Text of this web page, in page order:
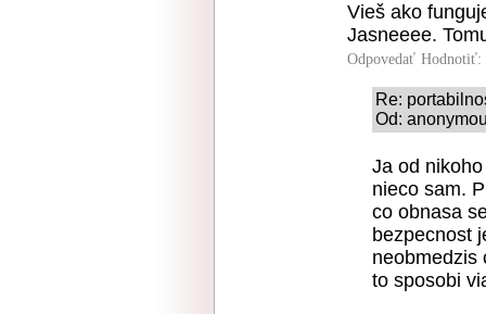
Vieš ako
Jasneeee.
Odpovedať Hodnotiť:
Re:
Od:
Ja od
nieco sam.
co obnasa
bezpecnost
neobmedzis
to sposobi